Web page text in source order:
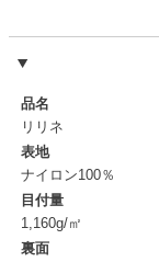
品名
リリネ
表地
ナイロン100％
目付量
1,160g/㎡
裏面